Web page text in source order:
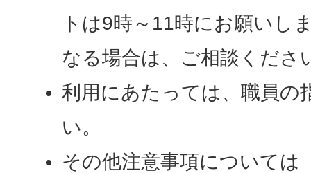
トは9時～11時にお願いし
なる場合は、ご相談くださ
利用にあたっては、職員の
い。
その他注意事項については